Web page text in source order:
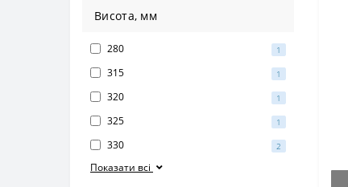
Висота, мм
280 1
315 1
320 1
325 1
330 2
Показати всі